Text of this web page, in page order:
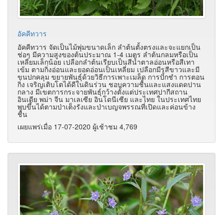
อัคคีทวาร
อัคคีทวาร จัดเป็นไม้พุ่มขนาดเล็ก ลำต้นตั้งตรงและจะแยกเป็น
ช่อๆ มีความสูงของต้นประมาณ 1-4 เมตร ลำต้นกลมหรือเป็น
เหลี่ยมเล็กน้อย เปลือกลำต้นเรียบเป็นสีน้ำตาลอ่อนหรือสีเทา
เข้ม ตามกิ่งอ่อนและยอดอ่อนเป็นเหลี่ยม เปลือกมีรูสีขาวและมี
ขนปกคลุม ขยายพันธุ์ด้วยวิธีการเพาะเมล็ด การปักชำ การตอน
กิ่ง เจริญเติบโตได้ดีในดินร่วน ชอบความชื้นและแสงแดดปาน
กลาง มีเขตการกระจายพันธุ์กว้างตั้งแต่ประเทศปากีสถาน
อินเดีย พม่า จีน มาเลเซีย อินโดนีเซีย และไทย ในประเทศไทย
พบขึ้นได้ตามป่าเต็งรังและป่าเบญจพรรณที่เปิดและค่อนข้าง
ชื้น
เผยแพร่เมื่อ 17-07-2020 ผู้เช้าชม 4,769